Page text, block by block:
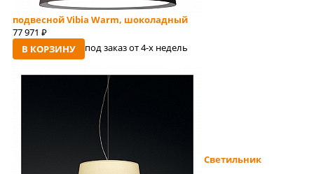
подвесной Vibia Warm, шоколадный
77 971 руб
В КОРЗИНУ под заказ от 4-x недель
Светильник